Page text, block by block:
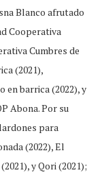
Blanco afrutado
Cooperativa
Cumbres de
(2021),
barrica (2022), y
Abona. Por su
para
(2022), El
y Qori (2021);